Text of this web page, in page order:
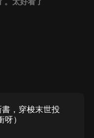
。太好看了
，穿梭末世投
）